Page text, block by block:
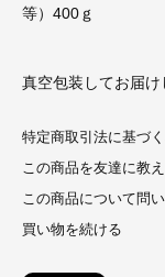
等）400ｇ
＊在庫状
真空包装してお届
特定商取引法に基づく
この商品を友達に教
この商品について問
買い物を続ける